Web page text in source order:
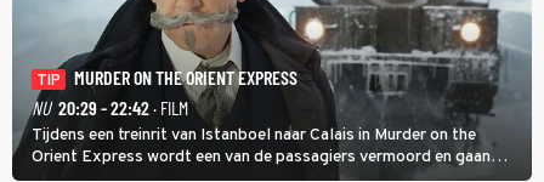
TIP
MURDER ON THE ORIENT EXPRESS
NU 20:29 - 22:42· FILM
Tijdens een treinrit van Istanboel naar Calais in Murder on the
Orient Express wordt een van de passagiers vermoord en gaan